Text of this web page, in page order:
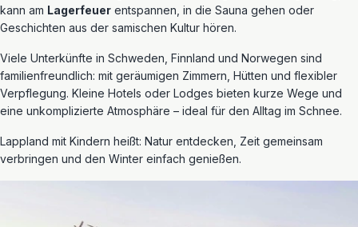
kann am Lagerfeuer entspannen, in die Sauna gehen oder
Geschichten aus der samischen Kultur hören.
Viele Unterkünfte in Schweden, Finnland und Norwegen sind
familienfreundlich: mit geräumigen Zimmern, Hütten und flexibler
Verpflegung. Kleine Hotels oder Lodges bieten kurze Wege und
eine unkomplizierte Atmosphäre – ideal für den Alltag im Schnee.
Lappland mit Kindern heißt: Natur entdecken, Zeit gemeinsam
verbringen und den Winter einfach genießen.